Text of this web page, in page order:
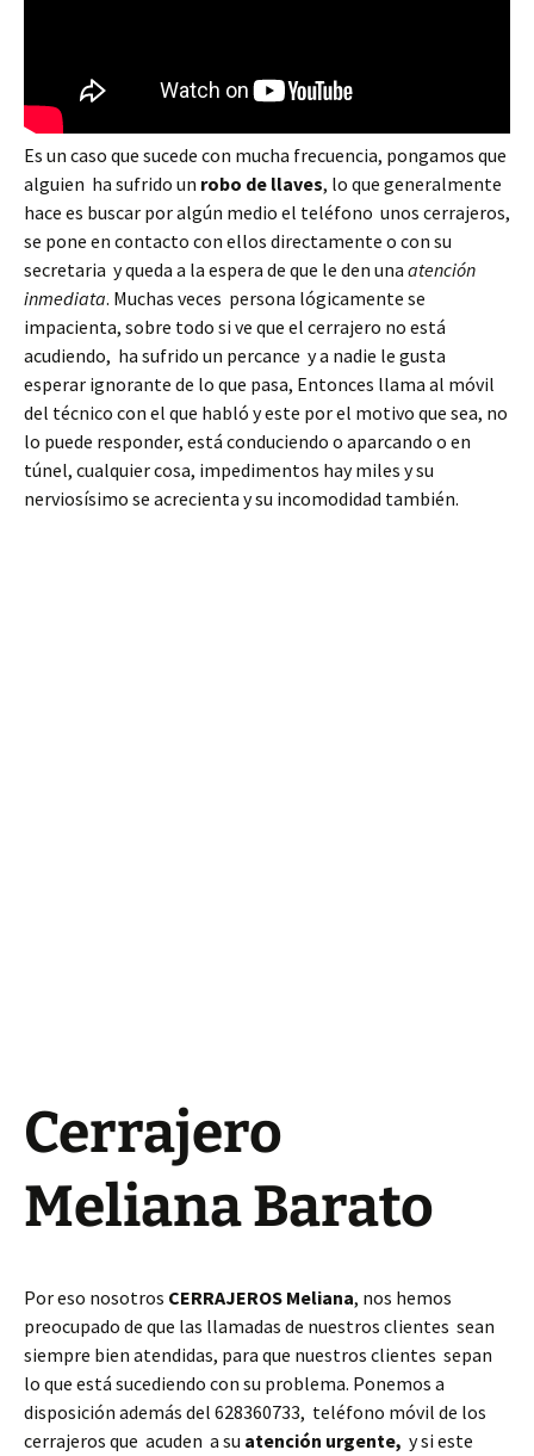
Es un caso que sucede con mucha frecuencia, pongamos que
alguien ha sufrido un robo de llaves, lo que generalmente
hace es buscar por algún medio el teléfono unos cerrajeros,
se pone en contacto con ellos directamente o con su
secretaria y queda a la espera de que le den una atención
inmediata. Muchas veces persona lógicamente se
impacienta, sobre todo si ve que el cerrajero no está
acudiendo, ha sufrido un percance y a nadie le gusta
esperar ignorante de lo que pasa, Entonces llama al móvil
del técnico con el que habló y este por el motivo que sea, no
lo puede responder, está conduciendo o aparcando o en
túnel, cualquier cosa, impedimentos hay miles y su
nerviosísimo se acrecienta y su incomodidad también.
Cerrajero
Meliana Barato
Por eso nosotros CERRAJEROS Meliana, nos hemos
preocupado de que las llamadas de nuestros clientes sean
siempre bien atendidas, para que nuestros clientes sepan
lo que está sucediendo con su problema. Ponemos a
disposición además del 628360733, teléfono móvil de los
cerrajeros que acuden a su atención urgente, y si este